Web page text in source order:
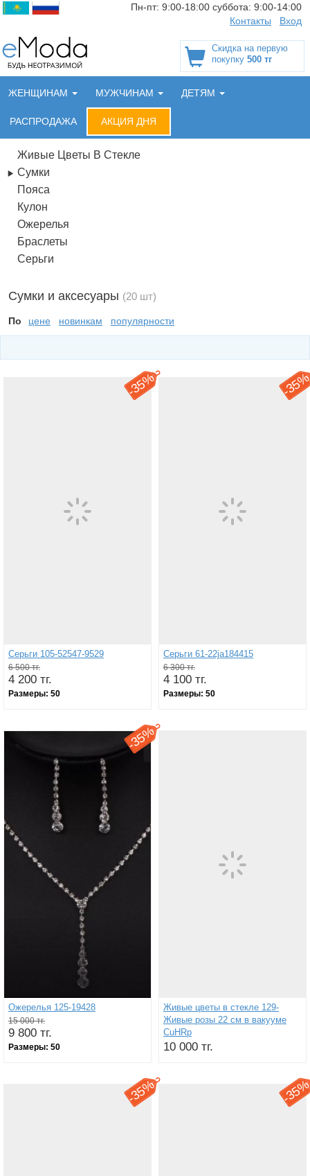
Пн-пт: 9:00-18:00 суббота: 9:00-14:00
Контакты
Вход
Скидка на первую
покупку 500 тг
ЖЕНЩИНАМ МУЖЧИНАМ ДЕТЯМ
РАСПРОДАЖА АКЦИЯ ДНЯ
Живые Цветы В Стекле
Сумки
Пояса
Кулон
Ожерелья
Браслеты
Серьги
Сумки и аксесуары (20 шт)
По цене новинкам популярности
-
35%
Серьги 105-52547-9529
6 500 тг.
4 200 тг.
Размеры: 50
-
Серьги 61-22ja184415
6 300 тг.
4 100 тг.
Размеры: 50
-
35%
Ожерелья 125-19428
15 000 тг.
9 800 тг.
Размеры: 50
Живые цветы в стекле 129-
Живые розы 22 см в вакууме
CuHRp
10 000 тг.
-
35% -